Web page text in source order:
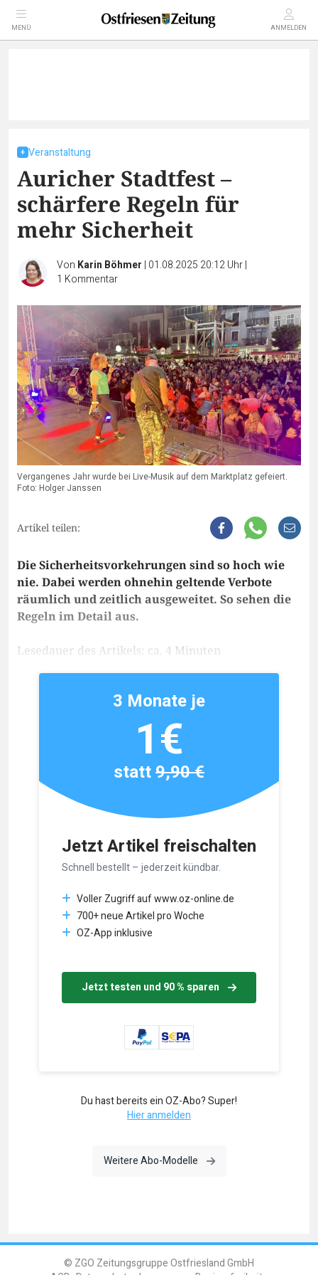
MENÜ ANMELDEN
Veranstaltung
Auricher Stadtfest –
schärfere Regeln für
mehr Sicherheit
Von Karin Böhmer | 01.08.2025 20:12 Uhr|
1 Kommentar
Vergangenes Jahr wurde bei Live-Musik auf dem Marktplatz gefeiert.
Foto: Holger Janssen
Artikel teilen:
Die Sicherheitsvorkehrungen sind so hoch wie
nie. Dabei werden ohnehin geltende Verbote
räumlich und zeitlich ausgeweitet. So sehen die
Regeln im Detail aus.
Lesedauer des Artikels: ca. 4 Minuten
Jetzt Artikel freischalten
Schnell bestellt – jederzeit kündbar.
Voller Zugriff auf www.oz-online.de
700+ neue Artikel pro Woche
OZ-App inklusive
Jetzt testen und 90 % sparen
3 Monate je
1€
statt9,90 €
Du hast bereits ein OZ-Abo? Super!
Hier anmelden
Weitere Abo-Modelle
© ZGO Zeitungsgruppe Ostfriesland GmbH